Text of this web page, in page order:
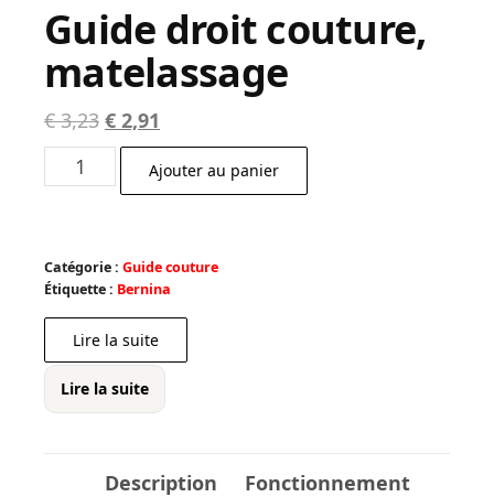
Guide droit couture,
matelassage
€3,23 Le
prix
initial
€ 2,91
prix
actuel
quantité
de
couture,
matelassage
Ajouter au panier
Catégorie : Guide couture
Étiquette : Bernina
Lire la suite
Lire la suite
Description Fonctionnement